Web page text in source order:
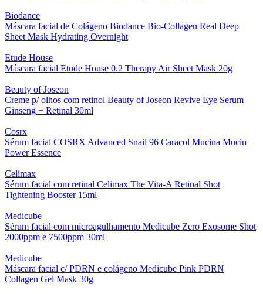
Biodance
Máscara facial de Colágeno Biodance Bio-Collagen Real Deep
Sheet Mask Hydrating Overnight
Etude House
Máscara facial Etude House 0.2 Therapy Air Sheet Mask 20g
Beauty of Joseon
Creme p/ olhos com retinol Beauty of Joseon Revive Eye Serum
Ginseng + Retinal 30ml
Cosrx
Sérum facial COSRX Advanced Snail 96 Caracol Mucina Mucin
Power Essence
Celimax
Sérum facial com retinal Celimax The Vita-A Retinal Shot
Tightening Booster 15ml
Medicube
Sérum facial com microagulhamento Medicube Zero Exosome Shot
2000ppm e 7500ppm 30ml
Medicube
Máscara facial c/ PDRN e colágeno Medicube Pink PDRN
Collagen Gel Mask 30g